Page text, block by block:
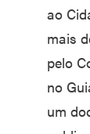
ao
mais
pelo
no
um